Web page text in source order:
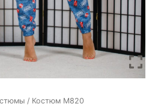
/ Костюм М820